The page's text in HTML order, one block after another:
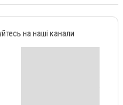
на наші канали